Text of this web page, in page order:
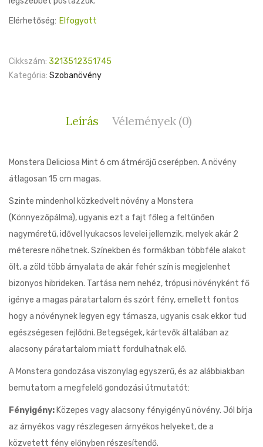
Elérhetőség: Elfogyott
Cikkszám: 3213512351745
Kategória: Szobanövény
Leírás Vélemények (0)
Monstera Deliciosa Mint 6 cm átmérőjű cserépben. A növény
átlagosan 15 cm magas.
Szinte mindenhol közkedvelt növény a Monstera
(Könnyezőpálma), ugyanis ezt a fajt főleg a feltűnően
nagyméretű, idővel lyukacsos levelei jellemzik, melyek akár 2
méteresre nőhetnek. Színekben és formákban többféle alakot
ölt, a zöld több árnyalata de akár fehér szín is megjelenhet
bizonyos hibrideken. Tartása nem nehéz, trópusi növényként fő
igénye a magas páratartalom és szórt fény, emellett fontos
hogy a növénynek legyen egy támasza, ugyanis csak ekkor tud
egészségesen fejlődni. Betegségek, kártevők általában az
alacsony páratartalom miatt fordulhatnak elő.
A Monstera gondozása viszonylag egyszerű, és az alábbiakban
bemutatom a megfelelő gondozási útmutatót:
Fényigény: Közepes vagy alacsony fényigényű növény. Jól bírja
az árnyékos vagy részlegesen árnyékos helyeket, de a
közvetett fény előnyben részesítendő.